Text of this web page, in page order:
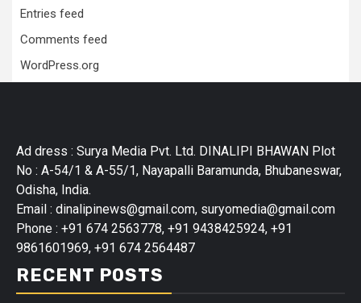
Entries feed
Comments feed
WordPress.org
Ad dress : Surya Media Pvt. Ltd. DINALIPI BHAWAN Plot
No : A-54/1 & A-55/1, Nayapalli Baramunda, Bhubaneswar,
Odisha, India.
Email : dinalipinews@gmail.com, suryomedia@gmail.com
Phone : +91 674 2563778, +91 9438425924, +91
9861601969, +91 674 2564487
RECENT POSTS